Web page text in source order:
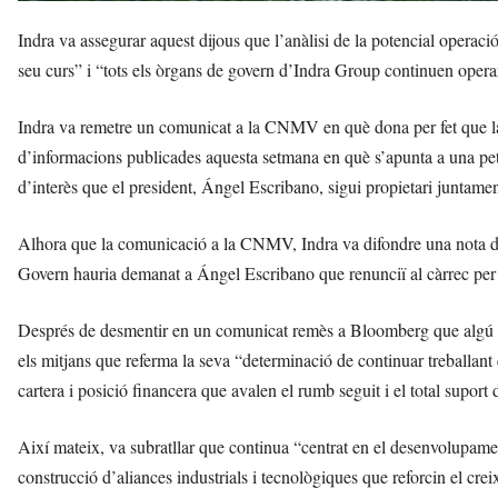
Indra va assegurar aquest dijous que l’anàlisi de la potencial
seu curs” i “tots els òrgans de govern d’Indra Group continuen
Indra va remetre un comunicat a la CNMV en què dona per fet que
d’informacions publicades aquesta setmana en què s’apunta a
d’interès que el president, Ángel Escribano, sigui propietari
Alhora que la comunicació a la CNMV, Indra va difondre una nota
Govern hauria demanat a Ángel Escribano que renunciï al càrrec
Després de desmentir en un comunicat remès a Bloomberg que
els mitjans que referma la seva “determinació de continuar
cartera i posició financera que avalen el rumb seguit i el total suport
Així mateix, va subratllar que continua “centrat en el
construcció d’aliances industrials i tecnològiques que reforcin el